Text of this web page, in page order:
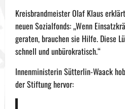
Kreisbrandmeister Olaf Klaus
neuen Sozialfonds: „Wenn
geraten, brauchen sie Hilfe. Diese
schnell und unbürokratisch.“
Innenministerin Sütterlin-Waack
der Stiftung hervor: